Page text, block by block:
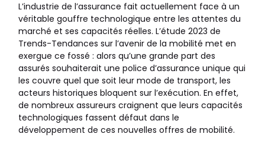
L’industrie de l’assurance fait actuellement face à un
véritable gouffre technologique entre les attentes du
marché et ses capacités réelles. L’étude 2023 de
Trends-Tendances sur l’avenir de la mobilité met en
exergue ce fossé : alors qu’une grande part des
assurés souhaiterait une police d’assurance unique qui
les couvre quel que soit leur mode de transport, les
acteurs historiques bloquent sur l’exécution. En effet,
de nombreux assureurs craignent que leurs capacités
technologiques fassent défaut dans le
développement de ces nouvelles offres de mobilité.